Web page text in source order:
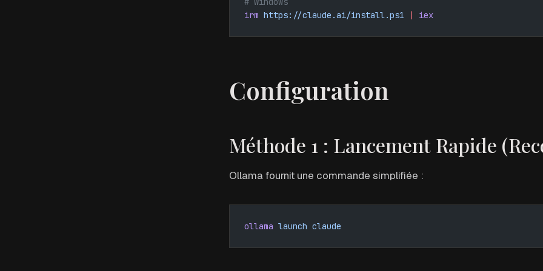
irm https://claude.ai/install.ps1 | iex
Configuration
Méthode 1 : Lancement Rapide
Ollama fournit une commande simplifiée :
ollama launch claude